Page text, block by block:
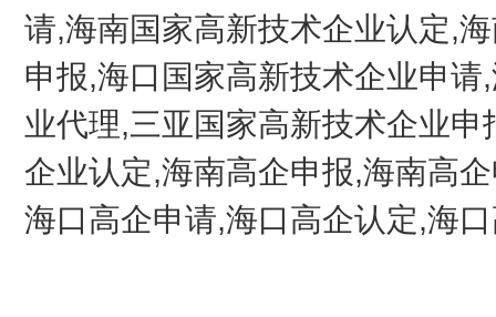
请,海南国家高新技术企业认定,
申报,海口国家高新技术企业申
业代理,三亚国家高新技术企业
企业认定,海南高企申报,海南高
海口高企申请,海口高企认定,海